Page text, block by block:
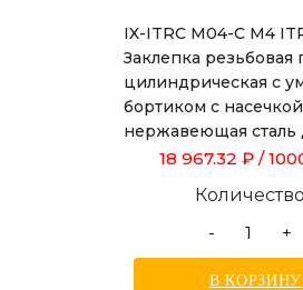
IX-ITRC M04-C M4
Заклепка резьбовая
цилиндрическая с
бортиком с насечкой
нержавеющая сталь
толщиной от 0,5 до
18 967.32 ₽ /
Количество
-
+
В КОРЗИНУ